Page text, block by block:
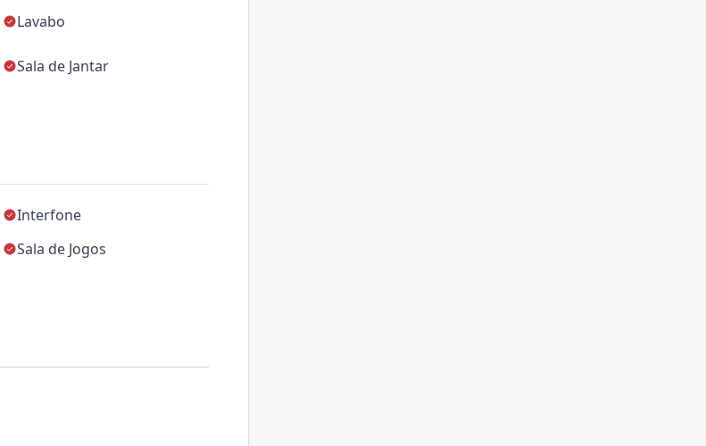
Lavabo
Sala de Jantar
Interfone
Sala de Jogos